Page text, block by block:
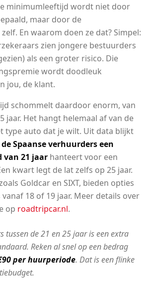
minimumleeftijd wordt niet door
maar door de
En waarom doen ze dat? Simpel:
zien jongere bestuurders
als een groter risico. Die
wordt doodleuk
jou, de klant.
schommelt daardoor enorm, van
jaar. Het hangt helemaal af van de
type auto dat je wilt. Uit data blijkt
Spaanse verhuurders een
21 jaar hanteert voor een
kwart legt de lat zelfs op 25 jaar.
Goldcar en SIXT, bieden opties
18 of 19 jaar. Meer details over
op roadtripcar.nl.
tussen de 21 en 25 jaar is een extra
Reken al snel op een bedrag
per huurperiode. Dat is een flinke